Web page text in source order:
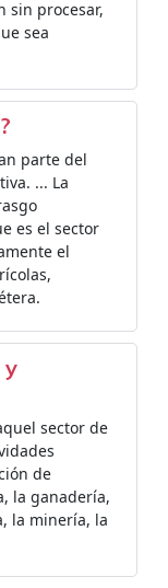
sin procesar,
sea
parte del
... La
es el sector
el
y
sector de
de
la ganadería,
la minería, la